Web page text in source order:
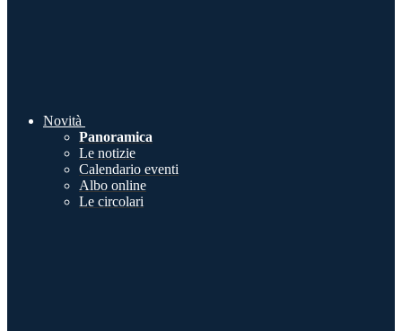
Novità
Panoramica
Le notizie
Calendario eventi
Albo online
Le circolari